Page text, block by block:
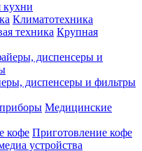
кухни
Климатотехника
Крупная
диспенсеры и фильтры
Медицинские
Приготовление кофе